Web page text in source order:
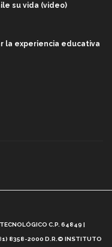
su vida (video)
la experiencia educativa
Tec? (video)
C.P. 64849 |
8358-2000 D.R.© INSTITUTO